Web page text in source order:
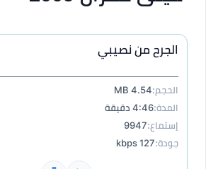
الجرح من نصيبي
الحجم:4.54 MB
المدة:4:46 دقيقة
إستماع:9947
جودة:127 kbps